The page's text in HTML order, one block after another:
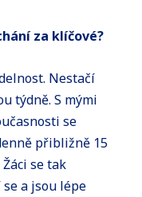
za klíčové?
Nestačí
týdně. S mými
se
přibližně 15
se tak
a jsou lépe